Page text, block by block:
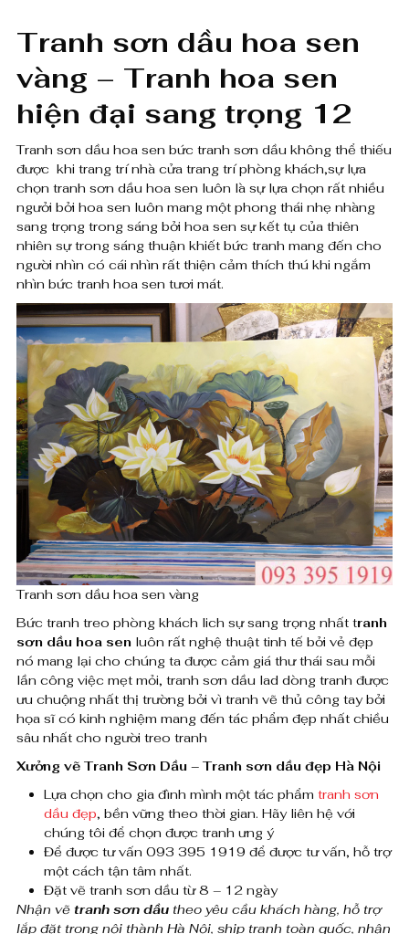
,
0
0
0
₫
đ
ế
8
,
0
0
0
,
0
0
0
₫
d
ầ
u
h
o
a
s
e
n
v
à
n
g
-
T
r
a
h
h
o
a
s
n
h
i
Tranh sơn dầu hoa sen
vàng – Tranh hoa sen
hiện đại sang trọng 12
Tranh sơn dầu hoa sen bức tranh sơn dầu không thể thiếu
được khi trang trí nhà cửa trang trí phòng khách,sự lựa
chọn tranh sơn dầu hoa sen luôn là sự lựa chọn rất nhiều
ngưởi bởi hoa sen luôn mang một phong thái nhẹ nhàng
sang trọng trong sáng bởi hoa sen sự kết tụ của thiên
nhiên sự trong sáng thuận khiết bức tranh mang đến cho
người nhìn có cái nhìn rất thiện cảm thích thú khi ngắm
nhìn bức tranh hoa sen tươi mát.
Tranh sơn dầu hoa sen vàng
Bức tranh treo phòng khách lich sự sang trọng nhất tranh
sơn dầu hoa sen luôn rất nghệ thuật tinh tế bởi vẻ đẹp
nó mang lại cho chúng ta được cảm giá thư thái sau mỗi
lần công việc mẹt mỏi, tranh sơn dầu lad dòng tranh được
ưu chuộng nhất thị trường bởi vì tranh vẽ thủ công tay bởi
họa sĩ có kinh nghiệm mang đến tác phẩm đẹp nhất chiều
sâu nhất cho người treo tranh
Xưởng vẽ Tranh Sơn Dầu – Tranh sơn dầu đẹp Hà Nội
Lựa chọn cho gia đình mình một tác phẩm tranh sơn
dầu đẹp, bền vững theo thời gian. Hãy liên hệ với
chúng tôi để chọn được tranh ưng ý
Để được tư vấn 093 395 1919 để được tư vấn, hỗ trợ
một cách tận tâm nhất.
Đặt vẽ tranh sơn dầu từ 8 – 12 ngày
Nhận vẽ tranh sơn dầu theo yêu cầu khách hàng, hỗ trợ
lắp đặt trong nội thành Hà Nội, ship tranh toàn quốc, nhận